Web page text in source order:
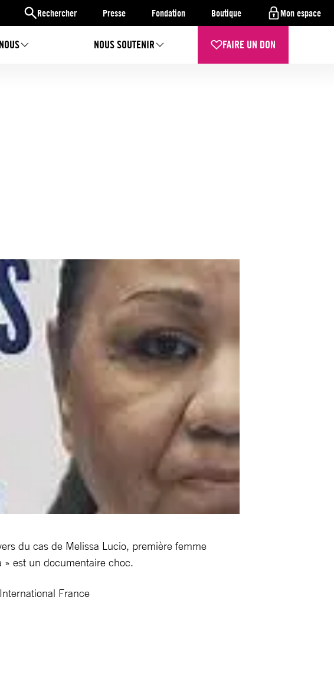
Rechercher Presse Fondation Boutique Mon espace
NOUS SOUTENIR FAIRE UN DON
du cas de Melissa Lucio, première femme
» est un documentaire choc.
France